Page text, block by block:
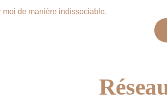
de manière indissociable.